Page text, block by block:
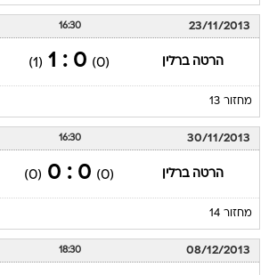
23/11/2013
16:30
הרטה ברלין (0)
0 : 1
(1)
מחזור 13
30/11/2013
16:30
הרטה ברלין (0)
0 : 0
(0)
מחזור 14
08/12/2013
18:30